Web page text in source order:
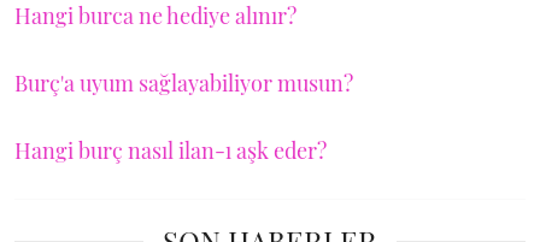
Hangi burca ne hediye alınır?
Burç'a uyum sağlayabiliyor musun?
Hangi burç nasıl ilan-ı aşk eder?